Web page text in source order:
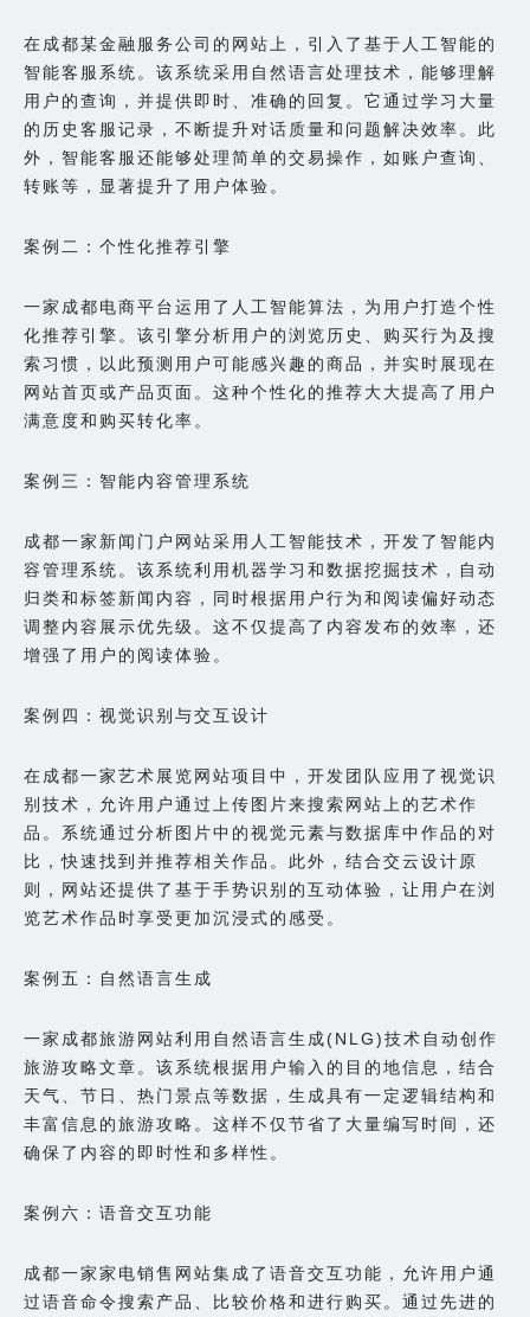
在成都某金融服务公司的网站上，引入了基于人工智能的
智能客服系统。该系统采用自然语言处理技术，能够理解
用户的查询，并提供即时、准确的回复。它通过学习大量
的历史客服记录，不断提升对话质量和问题解决效率。此
外，智能客服还能够处理简单的交易操作，如账户查询、
转账等，显著提升了用户体验。
案例二：个性化推荐引擎
一家成都电商平台运用了人工智能算法，为用户打造个性
化推荐引擎。该引擎分析用户的浏览历史、购买行为及搜
索习惯，以此预测用户可能感兴趣的商品，并实时展现在
网站首页或产品页面。这种个性化的推荐大大提高了用户
满意度和购买转化率。
案例三：智能内容管理系统
成都一家新闻门户网站采用人工智能技术，开发了智能内
容管理系统。该系统利用机器学习和数据挖掘技术，自动
归类和标签新闻内容，同时根据用户行为和阅读偏好动态
调整内容展示优先级。这不仅提高了内容发布的效率，还
增强了用户的阅读体验。
案例四：视觉识别与交互设计
在成都一家艺术展览网站项目中，开发团队应用了视觉识
别技术，允许用户通过上传图片来搜索网站上的艺术作
品。系统通过分析图片中的视觉元素与数据库中作品的对
比，快速找到并推荐相关作品。此外，结合交云设计原
则，网站还提供了基于手势识别的互动体验，让用户在浏
览艺术作品时享受更加沉浸式的感受。
案例五：自然语言生成
一家成都旅游网站利用自然语言生成(NLG)技术自动创作
旅游攻略文章。该系统根据用户输入的目的地信息，结合
天气、节日、热门景点等数据，生成具有一定逻辑结构和
丰富信息的旅游攻略。这样不仅节省了大量编写时间，还
确保了内容的即时性和多样性。
案例六：语音交互功能
成都一家家电销售网站集成了语音交互功能，允许用户通
过语音命令搜索产品、比较价格和进行购买。通过先进的